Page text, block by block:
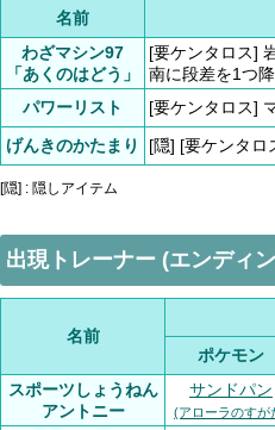
名前
わざマシン97
「あくのはどう」
[要ケンタロス]
南に段差を1つ
パワーリスト
[要ケンタロス]
げんきのかたまり
[隠] [要ケンタロ
[隠] : 隠しアイテム
出現トレーナー (エンディ
名前
ポケモン
スポーツしょうねん
アントニー
サンドパン
(アローラのすが